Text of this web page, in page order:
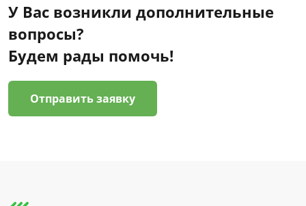
У Вас возникли дополнительные
вопросы?
Будем рады помочь!
Отправить заявку